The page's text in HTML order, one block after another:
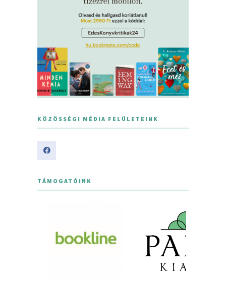
KÖZÖSSÉGI MÉDIA FELÜLETEINK
TÁMOGATÓINK